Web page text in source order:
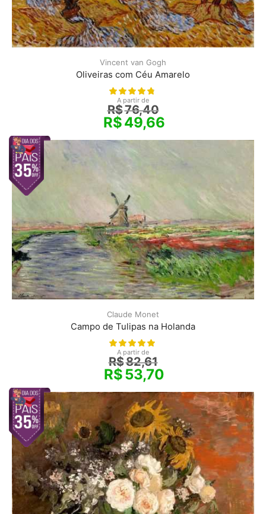
Vincent van Gogh
Oliveiras com Céu Amarelo
A partir de
R$76,40
R$49,66
Claude Monet
Campo de Tulipas na Holanda
A partir de
R$82,61
R$53,70